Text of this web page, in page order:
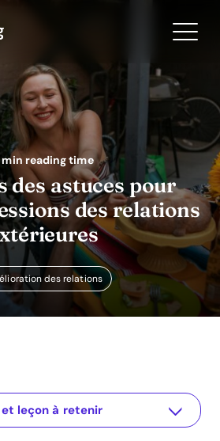
min reading time
des astuces pour
des relations
des relations
pour gérer les pressions relationnelles externes
pour votre relation
le problème
ou idées
leçon à retenir